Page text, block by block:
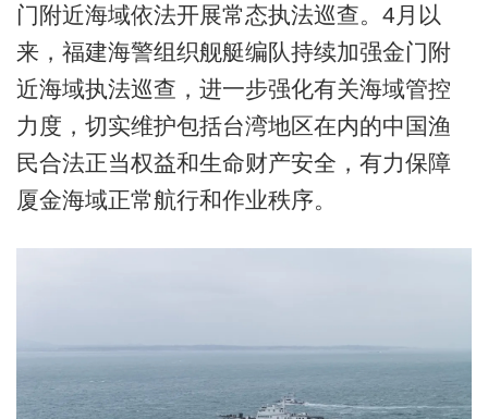
门附近海域依法开展常态执法巡查。4月以
来，福建海警组织舰艇编队持续加强金门附
近海域执法巡查，进一步强化有关海域管控
力度，切实维护包括台湾地区在内的中国渔
民合法正当权益和生命财产安全，有力保障
厦金海域正常航行和作业秩序。